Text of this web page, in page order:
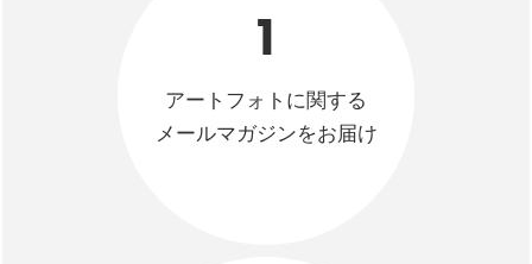
1
アートフォトに関する
メールマガジンをお届け